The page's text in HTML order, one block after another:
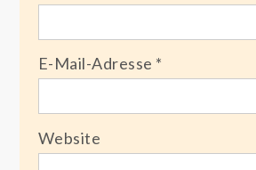
E-Mail-Adresse *
Website